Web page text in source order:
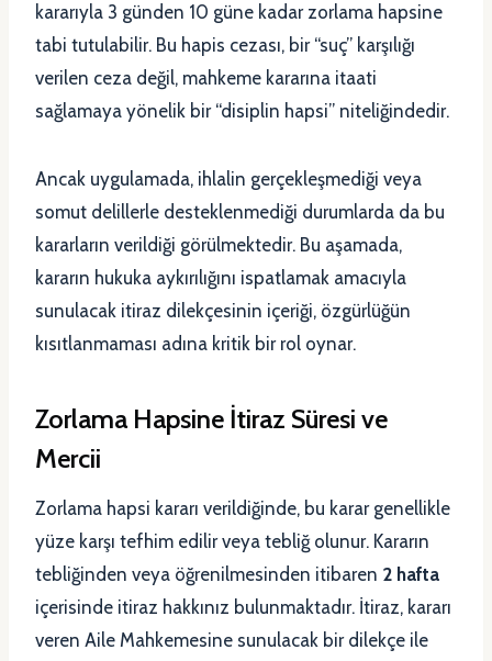
kararıyla 3 günden 10 güne kadar zorlama hapsine
tabi tutulabilir. Bu hapis cezası, bir “suç” karşılığı
verilen ceza değil, mahkeme kararına itaati
sağlamaya yönelik bir “disiplin hapsi” niteliğindedir.
Ancak uygulamada, ihlalin gerçekleşmediği veya
somut delillerle desteklenmediği durumlarda da bu
kararların verildiği görülmektedir. Bu aşamada,
kararın hukuka aykırılığını ispatlamak amacıyla
sunulacak itiraz dilekçesinin içeriği, özgürlüğün
kısıtlanmaması adına kritik bir rol oynar.
Zorlama Hapsine İtiraz Süresi ve
Mercii
Zorlama hapsi kararı verildiğinde, bu karar genellikle
yüze karşı tefhim edilir veya tebliğ olunur. Kararın
tebliğinden veya öğrenilmesinden itibaren 2 hafta
içerisinde itiraz hakkınız bulunmaktadır. İtiraz, kararı
veren Aile Mahkemesine sunulacak bir dilekçe ile